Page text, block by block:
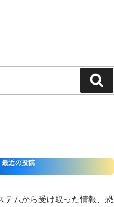
索
最近の投稿
テムから受け取った情報、恐